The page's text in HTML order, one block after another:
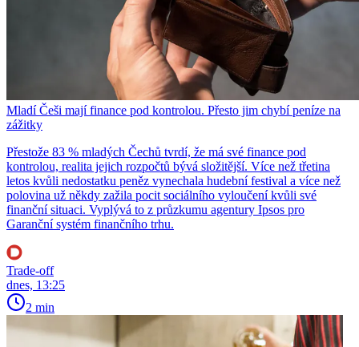
Mladí Češi mají finance pod kontrolou. Přesto jim chybí peníze na
zážitky
Přestože 83 % mladých Čechů tvrdí, že má své finance pod
kontrolou, realita jejich rozpočtů bývá složitější. Více než třetina
letos kvůli nedostatku peněz vynechala hudební festival a více než
polovina už někdy zažila pocit sociálního vyloučení kvůli své
finanční situaci. Vyplývá to z průzkumu agentury Ipsos pro
Garanční systém finančního trhu.
Trade-off
dnes, 13:25
2 min